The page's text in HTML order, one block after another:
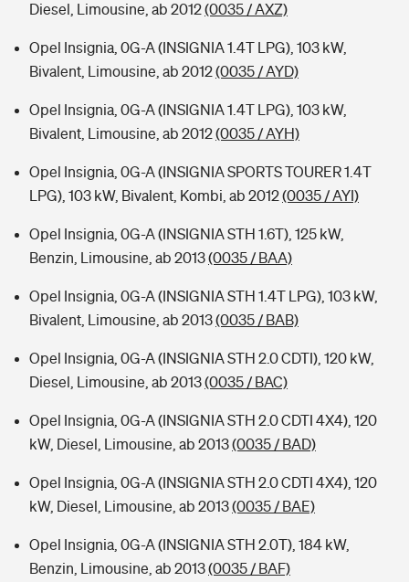
Diesel, Limousine, ab 2012(0035 / AXZ)
Opel Insignia, 0G-A (INSIGNIA 1.4T LPG), 103 kW,
Bivalent, Limousine, ab 2012(0035 / AYD)
Opel Insignia, 0G-A (INSIGNIA 1.4T LPG), 103 kW,
Bivalent, Limousine, ab 2012(0035 / AYH)
Opel Insignia, 0G-A (INSIGNIA SPORTS TOURER 1.4T
LPG), 103 kW, Bivalent, Kombi, ab 2012(0035 / AYI)
Opel Insignia, 0G-A (INSIGNIA STH 1.6T), 125 kW,
Benzin, Limousine, ab 2013(0035 / BAA)
Opel Insignia, 0G-A (INSIGNIA STH 1.4T LPG), 103 kW,
Bivalent, Limousine, ab 2013(0035 / BAB)
Opel Insignia, 0G-A (INSIGNIA STH 2.0 CDTI), 120 kW,
Diesel, Limousine, ab 2013(0035 / BAC)
Opel Insignia, 0G-A (INSIGNIA STH 2.0 CDTI 4X4), 120
kW, Diesel, Limousine, ab 2013(0035 / BAD)
Opel Insignia, 0G-A (INSIGNIA STH 2.0 CDTI 4X4), 120
kW, Diesel, Limousine, ab 2013(0035 / BAE)
Opel Insignia, 0G-A (INSIGNIA STH 2.0T), 184 kW,
Benzin, Limousine, ab 2013(0035 / BAF)